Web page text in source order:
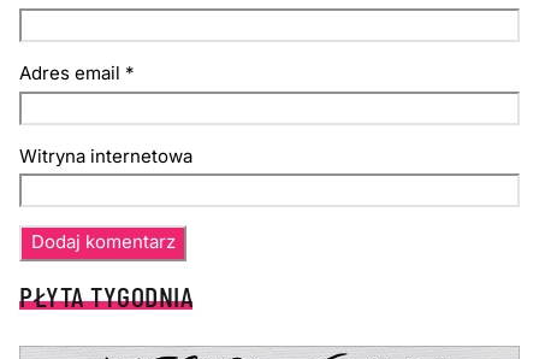
Adres email *
Witryna internetowa
PŁYTA TYGODNIA